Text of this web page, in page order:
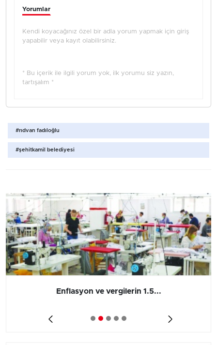
Yorumlar
Kendi koyacağınız özel bir adla yorum yapmak için giriş
yapabilir veya kayıt olabilirsiniz.
* Bu içerik ile ilgili yorum yok, ilk yorumu siz yazın,
tartışalım *
#rıdvan fadıloğlu
#şehitkamil belediyesi
Enflasyon ve vergilerin 1.5...